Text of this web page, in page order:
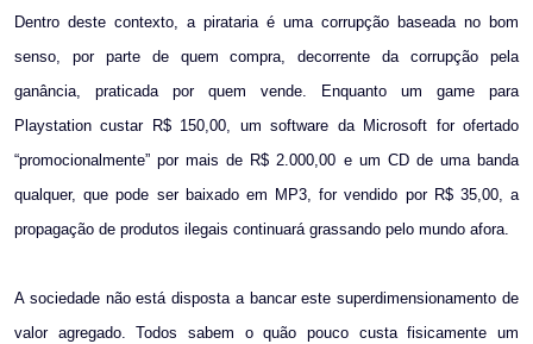
Dentro deste contexto, a pirataria é uma corrupção baseada no bom
senso, por parte de quem compra, decorrente da corrupção pela
ganância, praticada por quem vende. Enquanto um game para
Playstation custar R$ 150,00, um software da Microsoft for ofertado
“promocionalmente” por mais de R$ 2.000,00 e um CD de uma banda
qualquer, que pode ser baixado em MP3, for vendido por R$ 35,00, a
propagação de produtos ilegais continuará grassando pelo mundo afora.
A sociedade não está disposta a bancar este superdimensionamento de
valor agregado. Todos sabem o quão pouco custa fisicamente um